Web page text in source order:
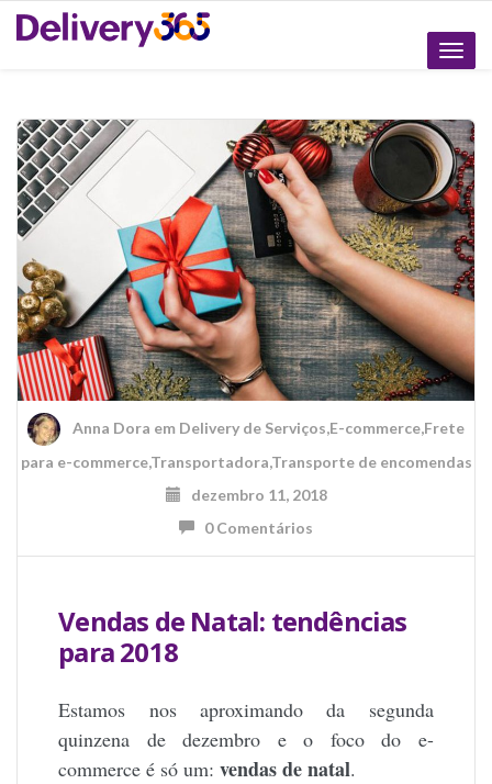
Anna Dora em Delivery de Serviços,E-commerce,Frete
para e-commerce,Transportadora,Transporte de encomendas
dezembro 11, 2018
0 Comentários
Vendas de Natal: tendências
para 2018
Estamos nos aproximando da segunda
quinzena de dezembro e o foco do e-
commerce é só um:vendas de natal.